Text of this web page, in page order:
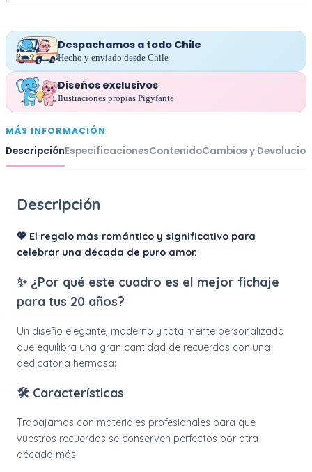
Despachamos a todo Chile
Hecho y enviado desde Chile
Diseños exclusivos
Ilustraciones propias Pigyfante
MÁS INFORMACIÓN
DescripciónEspecificacionesContenidoCambios y
Descripción
💖 El regalo más romántico y significativo para
celebrar una década de puro amor.
✨ ¿Por qué este cuadro es el mejor fichaje
para tus 20 años?
Un diseño elegante, moderno y totalmente personalizado
que equilibra una gran cantidad de recuerdos con una
dedicatoria hermosa:
🛠️ Características
Trabajamos con materiales profesionales para que
vuestros recuerdos se conserven perfectos por otra
década más: